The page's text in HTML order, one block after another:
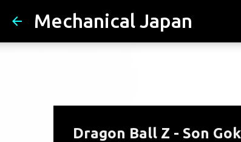
Mechanical Japan
Dragon Ball Z - Son